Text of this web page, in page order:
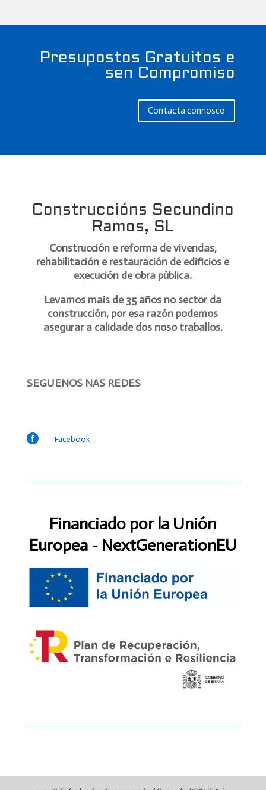
Presupostos Gratuitos e
sen Compromiso
Contacta connosco
Construccións Secundino
Ramos, SL
Construcción e reforma de vivendas,
rehabilitación e restauración de edificios e
execución de obra pública.
Levamos mais de 35 años no sector da
construcción, por esa razón podemos
asegurar a calidade dos noso traballos.
SEGUENOS NAS REDES
 Facebook
Financiado por la Unión
Europea - NextGenerationEU